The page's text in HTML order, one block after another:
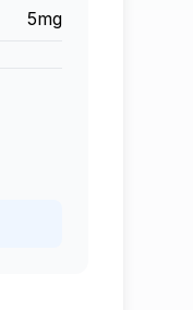
5mg